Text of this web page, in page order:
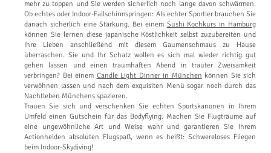
mehr zu toppen und Sie werden sicherlich noch lange davon schwärmen.
Ob echtes oder Indoor-Fallschirmspringen: Als echter Sportler brauchen Sie
danach sicherlich eine Stärkung. Bei einem Sushi Kochkurs in Hamburg
können Sie lernen diese japanische Köstlichkeit selbst zuzubereiten und
Ihre Lieben anschließend mit diesem Gaumenschmaus zu Hause
überraschen. Sie und Ihr Schatz wollen es sich mal wieder richtig gut
gehen lassen und einen traumhaften Abend in trauter Zweisamkeit
verbringen? Bei einem Candle Light Dinner in München können Sie sich
verwöhnen lassen und nach dem exquisiten Menü sogar noch durch das
Nachtleben Münchens spazieren.
Trauen Sie sich und verschenken Sie echten Sportskanonen in Ihrem
Umfeld einen Gutschein für das Bodyflying. Machen Sie Flugträume auf
eine ungewöhnliche Art und Weise wahr und garantieren Sie Ihrem
Actionhelden absoluten Flugspaß, wenn es heißt: Schwereloses Fliegen
beim Indoor-Skydiving!